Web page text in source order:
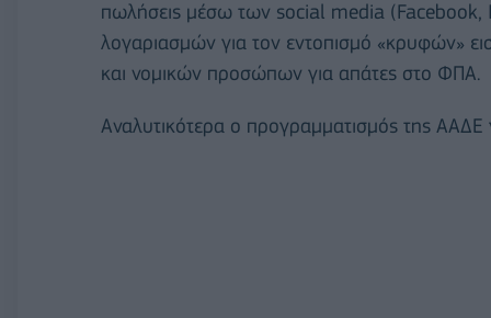
πωλήσεις μέσω των social media (Facebook,
λογαριασμών για τον εντοπισμό «κρυφών»
και νομικών προσώπων για απάτες στο ΦΠΑ.
Αναλυτικότερα ο προγραμματισμός της ΑΑΔΕ